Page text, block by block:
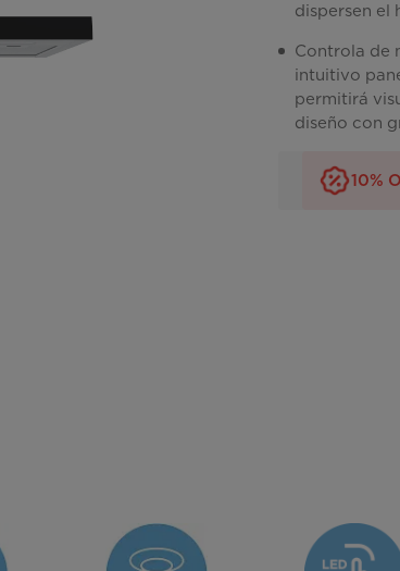
dispersen el
Controla de
intuitivo
permitirá
diseño con
10%